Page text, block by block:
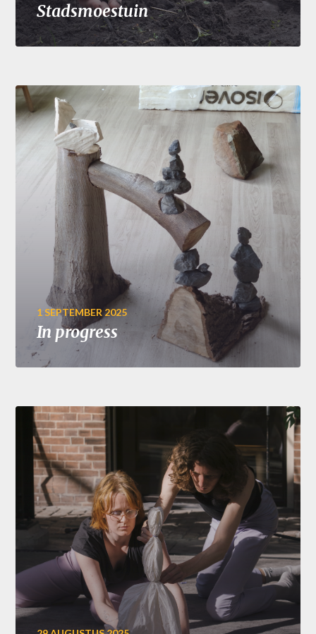
Stadsmoestuin
1 SEPTEMBER 2025
In progress